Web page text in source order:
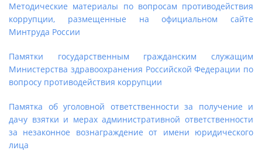
Методические материалы по вопросам противодействия
коррупции, размещенные на официальном сайте
Минтруда России
Памятки государственным гражданским служащим
Министерства здравоохранения Российской Федерации по
вопросу противодействия коррупции
Памятка об уголовной ответственности за получение и
дачу взятки и мерах административной ответственности
за незаконное вознаграждение от имени юридического
лица